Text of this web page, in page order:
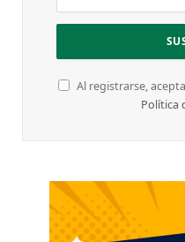
Al registrarse,
Política